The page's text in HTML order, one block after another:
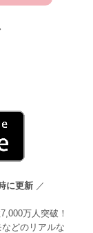
に更新 ／
万人突破！
どのリアルな